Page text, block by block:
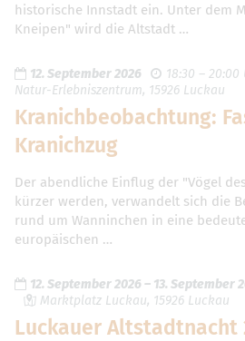
historische Innstadt ein. Unter dem
Kneipen" wird die Altstadt …
12. September 2026 18:30 – 20:00
Natur-Erlebniszentrum, 15926 Luckau
Kranichbeobachtung:
Kranichzug
Der abendliche Einflug der "Vögel
kürzer werden, verwandelt sich die
rund um Wanninchen in eine
europäischen …
12. September 2026 – 13. September
Marktplatz Luckau, 15926 Luckau
Luckauer Altstadtnacht